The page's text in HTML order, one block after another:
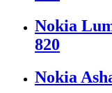
Nokia
820
Nokia